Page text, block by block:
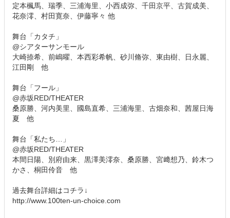
定本楓馬、瑞季、三浦海里、小西成弥、千田京平、古賀成美、
花奈澪、村田寛奈、伊藤寧々 他
舞台「カタチ」
@シアターサンモール
大崎捺希、前嶋曜、本西彩希帆、砂川脩弥、東由樹、日永麗、
江田剛 他
舞台「フール」
@赤坂RED/THEATER
桑原勝、河内美里、國島直希、三浦海里、古畑奈和、茜屋日海
夏 他
舞台「私たち…」
@赤坂RED/THEATER
本間日陽、別府由来、黒澤美澪奈、桑原勝、宮﨑想乃、鈴木つ
かさ、桐田伶音 他
過去舞台詳細はコチラ↓
http://www.100ten-un-choice.com